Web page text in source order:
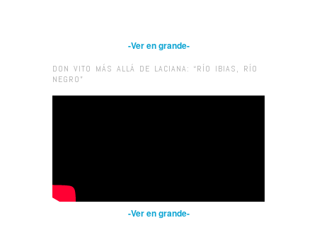
-Ver en grande-
DON VITO MÁS ALLÁ DE LACIANA: “RÍO IBIAS, RÍO
NEGRO”
-Ver en grande-